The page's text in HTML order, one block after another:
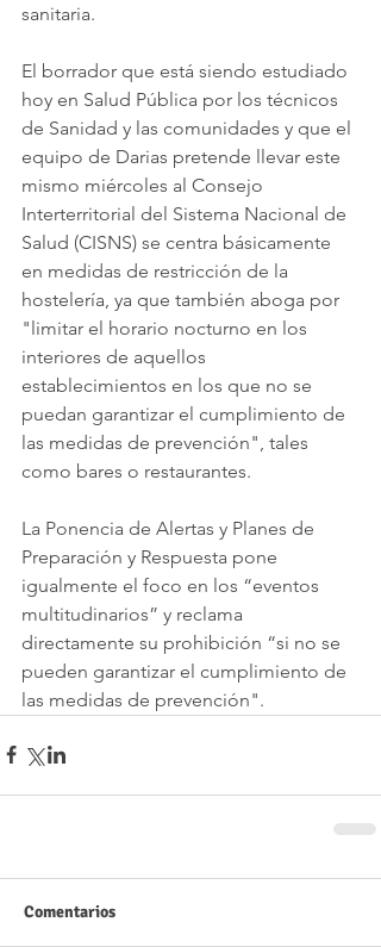
sanitaria.
El borrador que está siendo estudiado
hoy en Salud Pública por los técnicos
de Sanidad y las comunidades y que el
equipo de Darias pretende llevar este
mismo miércoles al Consejo
Interterritorial del Sistema Nacional de
Salud (CISNS) se centra básicamente
en medidas de restricción de la
hostelería, ya que también aboga por
"limitar el horario nocturno en los
interiores de aquellos
establecimientos en los que no se
puedan garantizar el cumplimiento de
las medidas de prevención", tales
como bares o restaurantes.
La Ponencia de Alertas y Planes de
Preparación y Respuesta pone
igualmente el foco en los “eventos
multitudinarios” y reclama
directamente su prohibición “si no se
pueden garantizar el cumplimiento de
las medidas de prevención".
Comentarios